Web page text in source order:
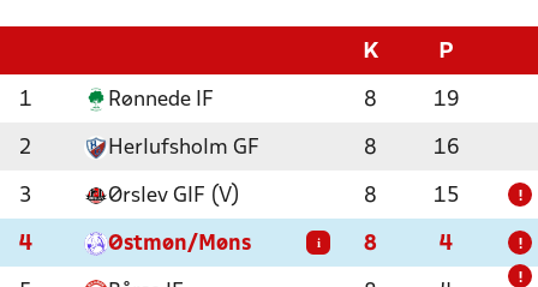
K P
1 Rønnede IF 8 19
2 Herlufsholm GF 8 16
3 Ørslev GIF (V) 8 15 !
4 Østmøn/Møns i 8 4 !
!